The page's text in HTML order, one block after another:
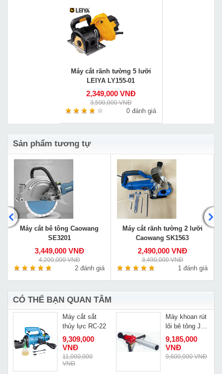
Máy cắt rãnh tường 5 lưỡi
LEIYA LY155-01
2,349,000 VNĐ
3,590,000 VNĐ
0 đánh giá
Sản phẩm tương tự
Máy cắt bê tông Caowang
SE3201
3,449,000 VNĐ
4,200,000 VNĐ
2 đánh giá
Máy cắt rãnh tường 2 lưỡi
Caowang SK1563
2,490,000 VNĐ
3,490,000 VNĐ
1 đánh giá
CÓ THỂ BẠN QUAN TÂM
Máy cắt sắt
thủy lực RC-22
9,309,000
VNĐ
11,000,000
VNĐ
Máy khoan rút
lõi bê tông JD
Power DF-320
9,185,000
VNĐ
9,600,000 VNĐ